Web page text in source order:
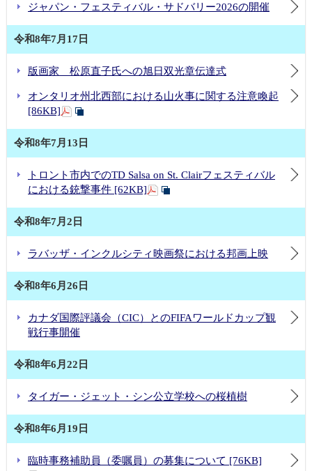
ジャパン・フェスティバル・サドバリー2026の開催
令和8年7月17日
版画家 松原直子氏への旭日双光章伝達式
オンタリオ州北西部における山火事に関する注意喚起
[86KB]
令和8年7月13日
トロント市内でのTD Salsa on St. Clairフェスティバル
における銃撃事件 [62KB]
令和8年7月2日
ラバッザ・インクルシティ映画祭における邦画上映
令和8年6月26日
カナダ国際評議会（CIC）とのFIFAワールドカップ観
戦行事開催
令和8年6月22日
タイガー・ジェット・シン公立学校への桜植樹
令和8年6月19日
臨時事務補助員（委嘱員）の募集について [76KB]